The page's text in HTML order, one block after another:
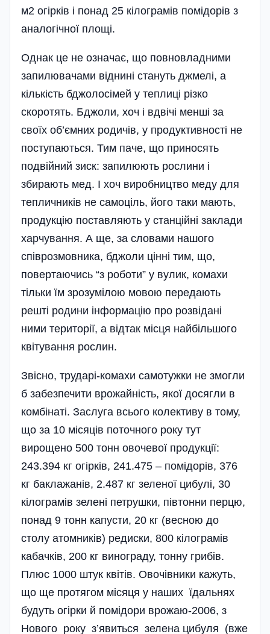
м2 огірків і понад 25 кіло­грамів помідорів з
аналогічної площі.
Однак це не означає, що повновладними
запилювачами віднині стануть джмелі, а
кількість бджолосімей у теплиці різко
скоротять. Бджоли, хоч і вдвічі менші за
своїх об’ємних родичів, у продуктивності не
поступаються. Тим паче, що приносять
подвійний зиск: запилюють рослини і
збирають мед. І хоч виробництво меду для
тепличників не самоціль, його таки мають,
продукцію поставляють у станційні заклади
харчування. А ще, за словами нашого
співрозмовника, бджоли цінні тим, що,
повертаючись “з роботи” у вулик, комахи
тільки їм зрозумілою мовою передають
решті родини інформацію про розвідані
ними території, а відтак місця найбільшого
квітування рослин.
Звісно, трударі-комахи самотужки не змогли
б забезпечити врожайність, якої досягли в
комбінаті. Заслуга всього колективу в тому,
що за 10 місяців поточного року тут
вирощено 500 тонн овочевої продукції:
243.394 кг огірків, 241.475 – помідорів, 376
кг баклажанів, 2.487 кг зеленої цибулі, 30
кілограмів зелені петрушки, півтонни перцю,
понад 9 тонн капусти, 20 кг (весною до
столу атомників) редиски, 800 кіло­грамів
кабачків, 200 кг винограду, тонну грибів.
Плюс 1000 штук квітів. Овочівники кажуть,
що ще протягом місяця у наших їдальнях
будуть огірки й помідори врожаю-2006, з
Нового року з’явиться зелена цибуля (вже